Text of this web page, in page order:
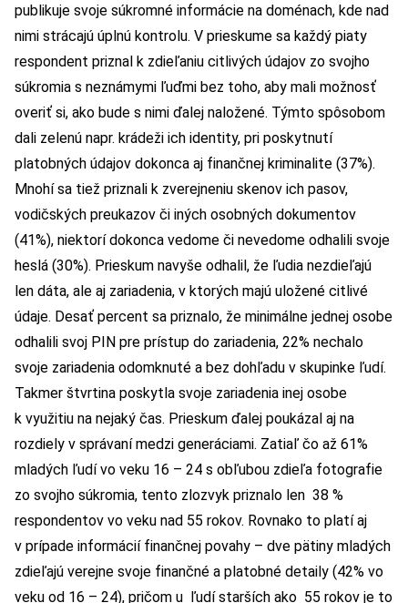
publikuje svoje súkromné informácie na doménach, kde nad
nimi strácajú úplnú kontrolu. V prieskume sa každý piaty
respondent priznal k zdieľaniu citlivých údajov zo svojho
súkromia s neznámymi ľuďmi bez toho, aby mali možnosť
overiť si, ako bude s nimi ďalej naložené. Týmto spôsobom
dali zelenú napr. krádeži ich identity, pri poskytnutí
platobných údajov dokonca aj finančnej kriminalite (37%).
Mnohí sa tiež priznali k zverejneniu skenov ich pasov,
vodičských preukazov či iných osobných dokumentov
(41%), niektorí dokonca vedome či nevedome odhalili svoje
heslá (30%). Prieskum navyše odhalil, že ľudia nezdieľajú
len dáta, ale aj zariadenia, v ktorých majú uložené citlivé
údaje. Desať percent sa priznalo, že minimálne jednej osobe
odhalili svoj PIN pre prístup do zariadenia, 22% nechalo
svoje zariadenia odomknuté a bez dohľadu v skupinke ľudí.
Takmer štvrtina poskytla svoje zariadenia inej osobe
k využitiu na nejaký čas. Prieskum ďalej poukázal aj na
rozdiely v správaní medzi generáciami. Zatiaľ čo až 61%
mladých ľudí vo veku 16 – 24 s obľubou zdieľa fotografie
zo svojho súkromia, tento zlozvyk priznalo len 38 %
respondentov vo veku nad 55 rokov. Rovnako to platí aj
v prípade informácií finančnej povahy – dve pätiny mladých
zdieľajú verejne svoje finančné a platobné detaily (42% vo
veku od 16 – 24), pričom u ľudí starších ako 55 rokov je to